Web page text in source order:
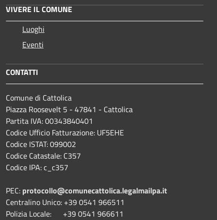
VIVERE IL COMUNE
Luoghi
Eventi
CONTATTI
Comune di Cattolica
Piazza Roosevelt 5 - 47841 - Cattolica
Partita IVA: 00343840401
Codice Ufficio Fatturazione: UF5EHE
Codice ISTAT: 099002
Codice Catastale: C357
Codice IPA: c_c357
PEC: protocollo@comunecattolica.legalmailpa.it
Centralino Unico: +39 0541 966511
Polizia Locale: +39 0541 966611